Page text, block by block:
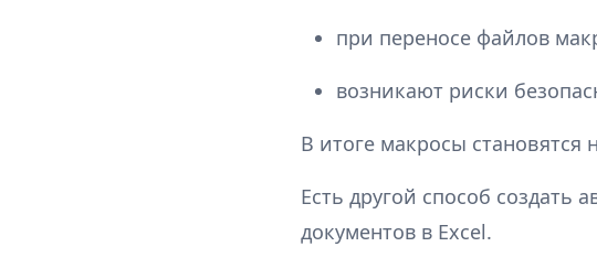
при переносе файлов
возникают риски
В итоге макросы
Есть другой способ создать
документов в Excel.